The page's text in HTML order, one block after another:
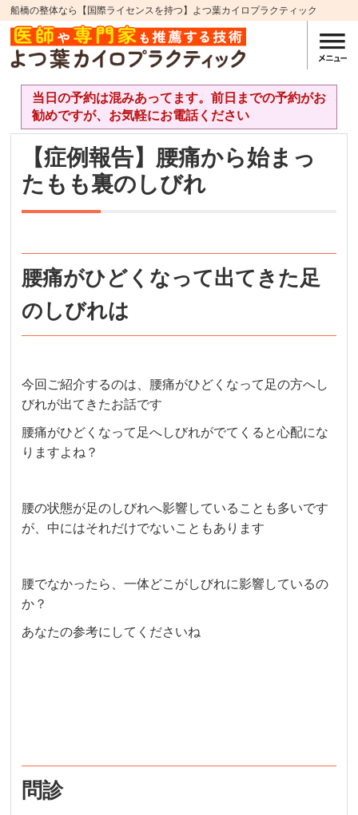
船橋の整体なら【国際ライセンスを持つ】よつ葉カイロプラクティック
当日の予約は混みあってます。前日までの予約がお
勧めですが、お気軽にお電話ください
【症例報告】腰痛から始まっ
たもも裏のしびれ
腰痛がひどくなって出てきた足
のしびれは
今回ご紹介するのは、腰痛がひどくなって足の方へし
びれが出てきたお話です
腰痛がひどくなって足へしびれがでてくると心配にな
りますよね？
腰の状態が足のしびれへ影響していることも多いです
が、中にはそれだけでないこともあります
腰でなかったら、一体どこがしびれに影響しているの
か？
あなたの参考にしてくださいね
問診